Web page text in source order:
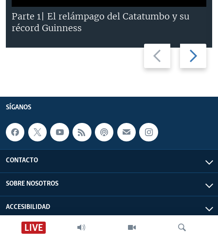
LIVE
Previous
slide
Next
slide
Parte 1| El relámpago del Catatumbo y su
récord Guinness
SÍGANOS
CONTACTO
SOBRE NOSOTROS
ACCESIBILIDAD
EDITORIALES